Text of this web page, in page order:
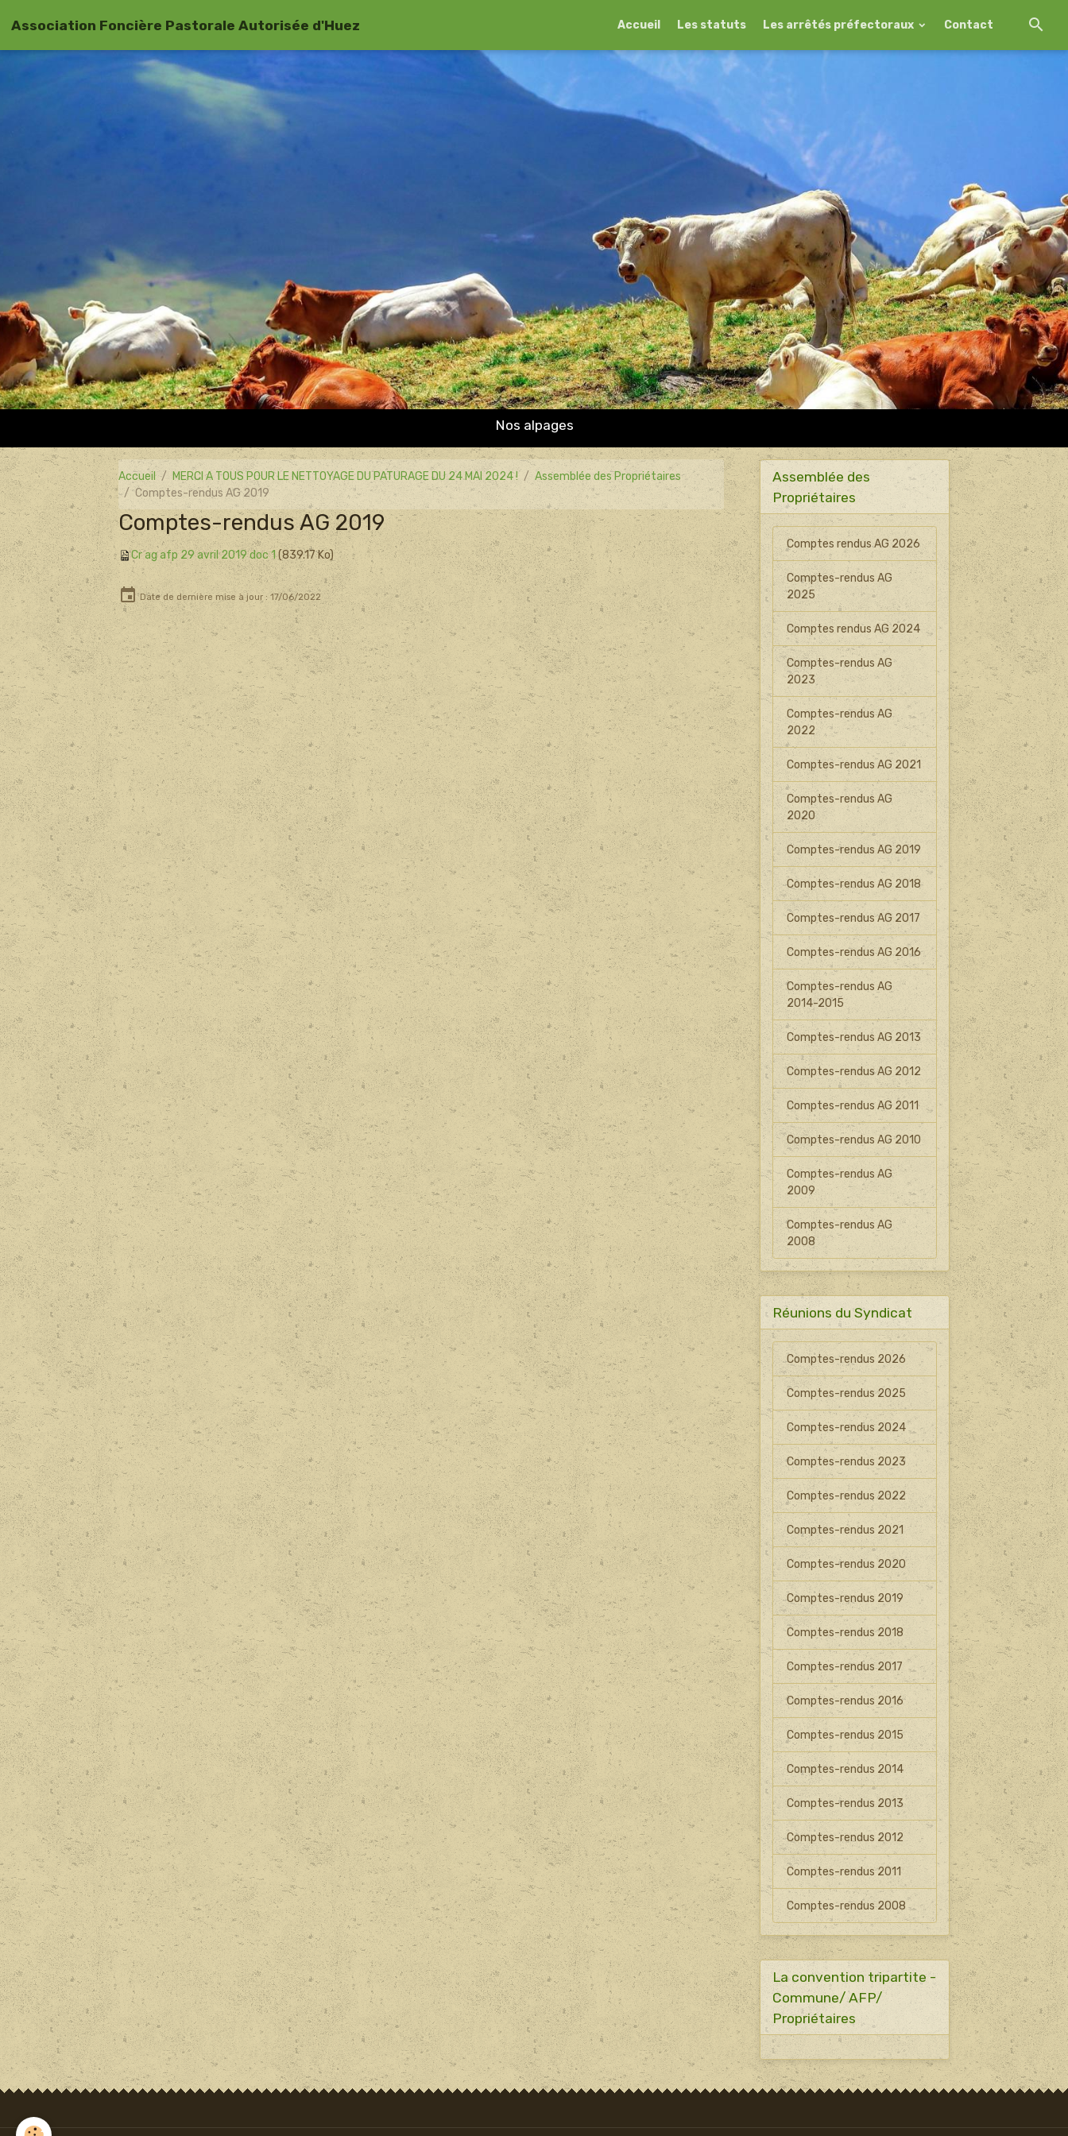
Association Foncière Pastorale Autorisée d'Huez Accueil Les statuts Les arrêtés préfectoraux Contact
Nos alpages
Accueil MERCI A TOUS POUR LE NETTOYAGE DU PATURAGE DU 24 MAI 2024 !
Assemblée des Propriétaires
Comptes-rendus AG 2019
Comptes-rendus AG 2019
Cr ag afp 29 avril 2019 doc 1(839.17 Ko)
Date de dernière mise à jour : 17/06/2022
Assemblée des
Propriétaires
Comptes rendus AG 2026
Comptes-rendus AG
2025
Comptes rendus AG 2024
Comptes-rendus AG
2023
Comptes-rendus AG
2022
Comptes-rendus AG 2021
Comptes-rendus AG
2020
Comptes-rendus AG 2019
Comptes-rendus AG 2018
Comptes-rendus AG 2017
Comptes-rendus AG 2016
Comptes-rendus AG
2014-2015
Comptes-rendus AG 2013
Comptes-rendus AG 2012
Comptes-rendus AG 2011
Comptes-rendus AG 2010
Comptes-rendus AG
2009
Comptes-rendus AG
2008
Réunions du Syndicat
Comptes-rendus 2026
Comptes-rendus 2025
Comptes-rendus 2024
Comptes-rendus 2023
Comptes-rendus 2022
Comptes-rendus 2021
Comptes-rendus 2020
Comptes-rendus 2019
Comptes-rendus 2018
Comptes-rendus 2017
Comptes-rendus 2016
Comptes-rendus 2015
Comptes-rendus 2014
Comptes-rendus 2013
Comptes-rendus 2012
Comptes-rendus 2011
Comptes-rendus 2008
La convention tripartite -
Commune/ AFP/
Propriétaires